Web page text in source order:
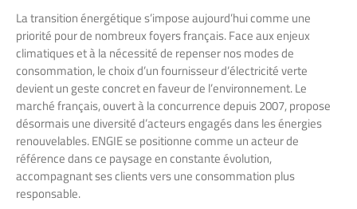
La transition énergétique s’impose aujourd’hui comme une
priorité pour de nombreux foyers français. Face aux enjeux
climatiques et à la nécessité de repenser nos modes de
consommation, le choix d’un fournisseur d’électricité verte
devient un geste concret en faveur de l’environnement. Le
marché français, ouvert à la concurrence depuis 2007, propose
désormais une diversité d’acteurs engagés dans les énergies
renouvelables. ENGIE se positionne comme un acteur de
référence dans ce paysage en constante évolution,
accompagnant ses clients vers une consommation plus
responsable.